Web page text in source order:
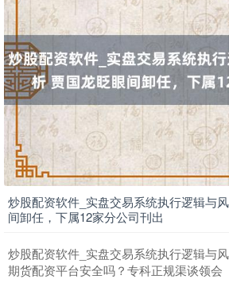
上证综指 3908.69
炒股配资软件_实盘交易系统执行逻辑与
间卸任，下属12家分公司刊出
炒股配资软件_实盘交易系统执行逻辑与
期货配资平台安全吗？专科正规渠谈领会